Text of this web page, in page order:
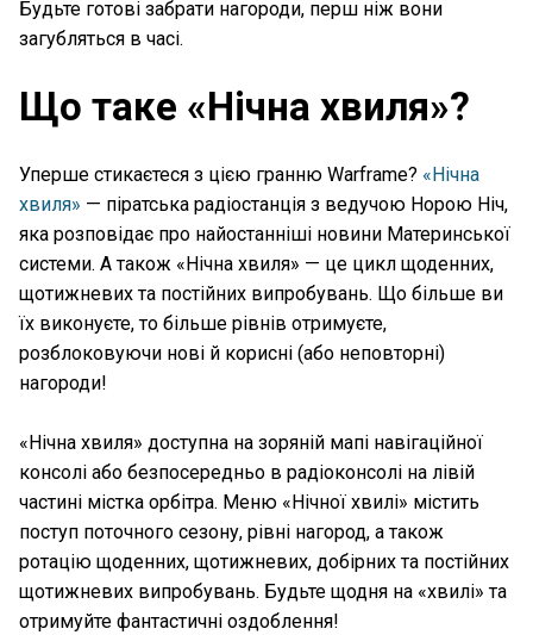
Будьте готові забрати нагороди, перш ніж вони
загубляться в часі.
Що таке «Нічна хвиля»?
Уперше стикаєтеся з цією гранню Warframe? «Нічна
хвиля» — піратська радіостанція з ведучою Норою Ніч,
яка розповідає про найостанніші новини Материнської
системи. А також «Нічна хвиля» — це цикл щоденних,
щотижневих та постійних випробувань. Що більше ви
їх виконуєте, то більше рівнів отримуєте,
розблоковуючи нові й корисні (або неповторні)
нагороди!
«Нічна хвиля» доступна на зоряній мапі навігаційної
консолі або безпосередньо в радіоконсолі на лівій
частині містка орбітра. Меню «Нічної хвилі» містить
поступ поточного сезону, рівні нагород, а також
ротацію щоденних, щотижневих, добірних та постійних
щотижневих випробувань. Будьте щодня на «хвилі» та
отримуйте фантастичні оздоблення!